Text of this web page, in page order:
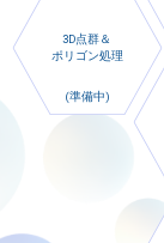
3D点群＆
ポリゴン処理